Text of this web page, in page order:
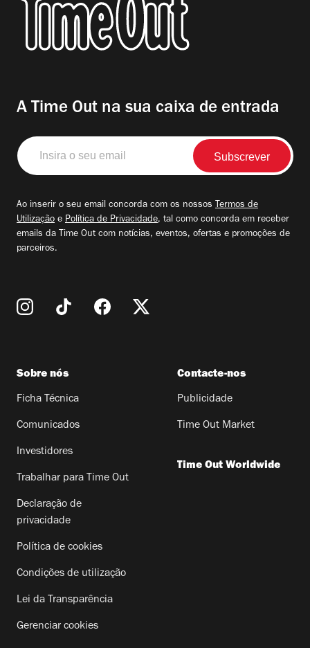
A Time Out na sua caixa de entrada
Insira
o
seu
Ao inserir o seu email concorda com os nossos Termos de
Utilização e Política de Privacidade, tal como concorda em receber
emails da Time Out com notícias, eventos, ofertas e promoções de
parceiros.
Sobre nós
Ficha Técnica
Comunicados
Investidores
Trabalhar para Time Out
Declaração de
privacidade
Política de cookies
Condições de utilização
Lei da Transparência
Gerenciar cookies
Contacte-nos
Publicidade
Time Out Market
Time Out Worldwide